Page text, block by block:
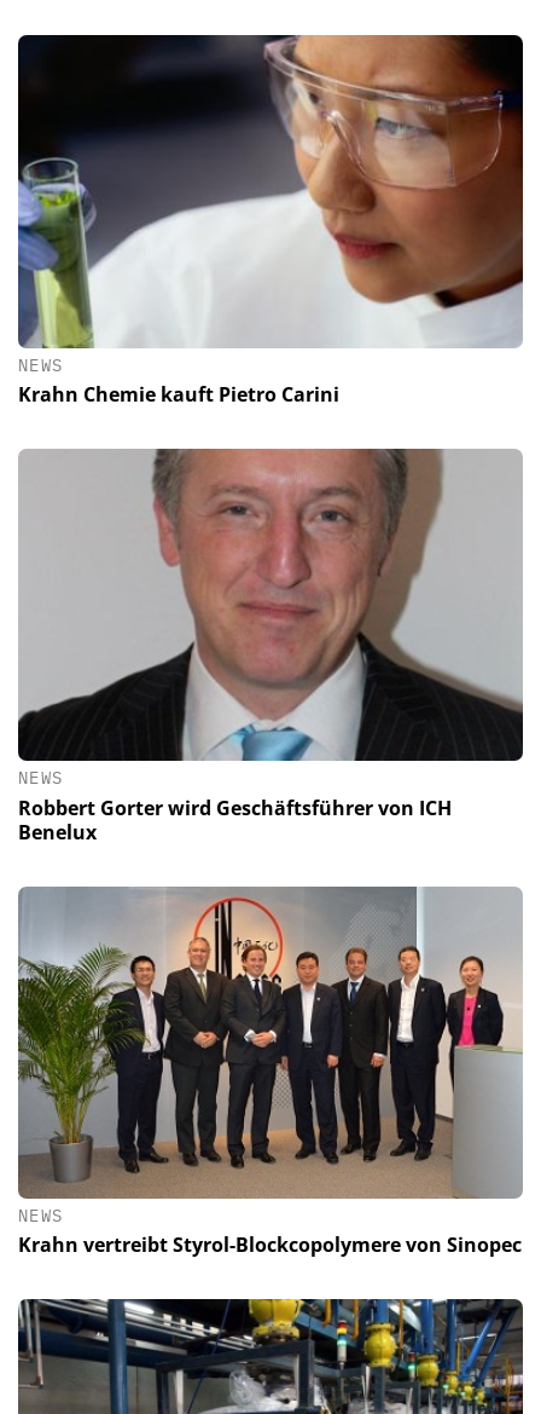
NEWS
Krahn Chemie kauft Pietro Carini
NEWS
Robbert Gorter wird Geschäftsführer von ICH
Benelux
NEWS
Krahn vertreibt Styrol-Blockcopolymere von Sinopec